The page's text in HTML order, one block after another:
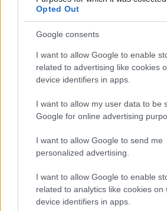
Opted Out
Google consents
I want to allow Google to enable
related to advertising like cookies
device identifiers in apps.
I want to allow my user data to be
Google for online advertising
I want to allow Google to send me
personalized advertising.
I want to allow Google to enable
related to analytics like cookies on
device identifiers in apps.
Continue lendo
INVESTIMENTOS